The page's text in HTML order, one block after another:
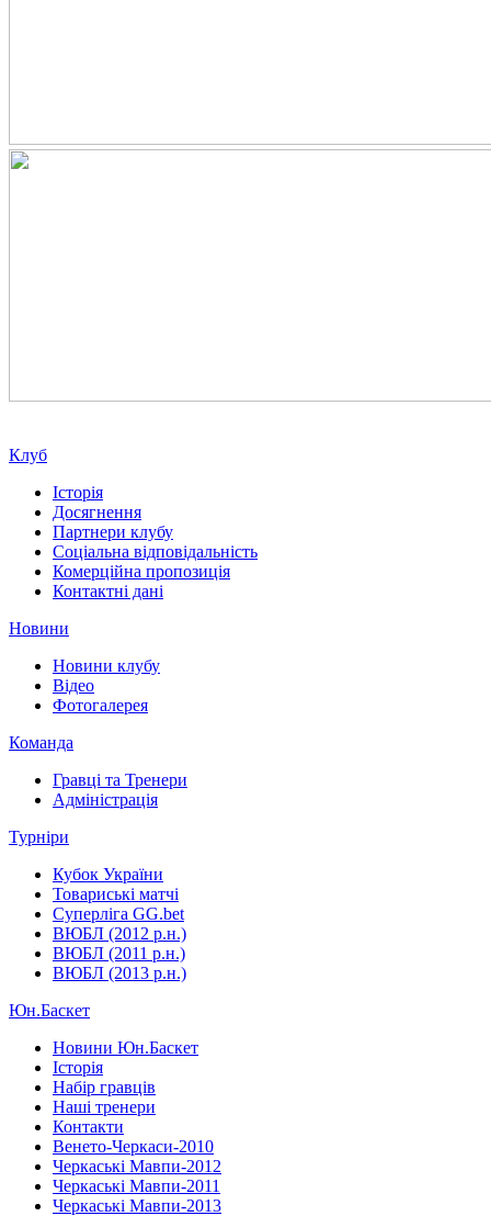
Клуб
Історія
Досягнення
Партнери клубу
Соціальна відповідальність
Комерційна пропозиція
Контактні дані
Новини
Новини клубу
Відео
Фотогалерея
Команда
Гравці та Тренери
Адміністрація
Турніри
Кубок України
Товариські матчі
Суперліга GG.bet
ВЮБЛ (2012 р.н.)
ВЮБЛ (2011 р.н.)
ВЮБЛ (2013 р.н.)
Юн.Баскет
Новини Юн.Баскет
Історія
Набір гравців
Наші тренери
Контакти
Венето-Черкаси-2010
Черкаські Мавпи-2012
Черкаські Мавпи-2011
Черкаські Мавпи-2013